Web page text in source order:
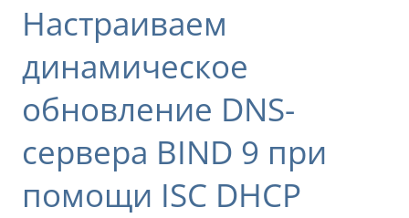
Настраиваем
динамическое
обновление DNS-
сервера BIND 9 при
помощи ISC DHCP